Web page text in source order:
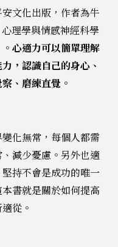
文化出版，作者為牛
理學與情感神經科學
心適力可以簡單理解
，認識自己的身心、
、磨練直覺。
化無常，每個人都需
減少憂慮。另外也適
持不會是成功的唯一
書就是關於如何提高
從。